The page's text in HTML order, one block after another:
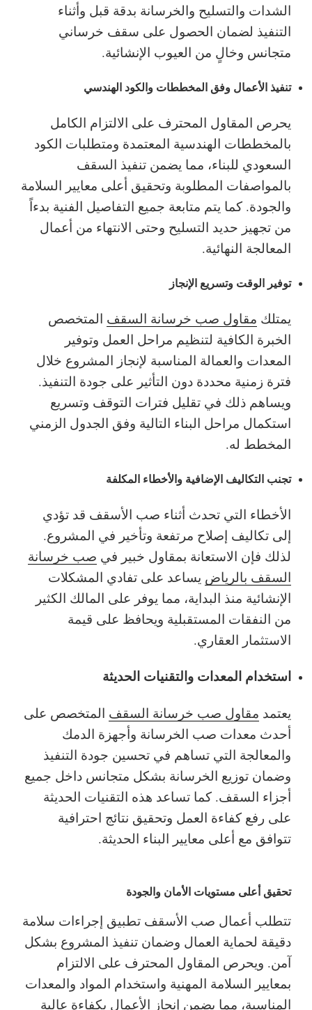
الشدات والتسليح والخرسانة بدقة قبل وأثناء
التنفيذ لضمان الحصول على سقف خرساني
متجانس وخالٍ من العيوب الإنشائية.
تنفيذ الأعمال وفق المخططات والكود الهندسي
يحرص المقاول المحترف على الالتزام الكامل
بالمخططات الهندسية المعتمدة ومتطلبات الكود
السعودي للبناء، مما يضمن تنفيذ السقف
بالمواصفات المطلوبة وتحقيق أعلى معايير السلامة
والجودة. كما يتم متابعة جميع التفاصيل الفنية بدءاً
من تجهيز حديد التسليح وحتى الانتهاء من أعمال
المعالجة النهائية.
توفير الوقت وتسريع الإنجاز
يمتلك مقاول صب خرسانة السقف المتخصص
الخبرة الكافية لتنظيم مراحل العمل وتوفير
المعدات والعمالة المناسبة لإنجاز المشروع خلال
فترة زمنية محددة دون التأثير على جودة التنفيذ.
ويساهم ذلك في تقليل فترات التوقف وتسريع
استكمال مراحل البناء التالية وفق الجدول الزمني
المخطط له.
تجنب التكاليف الإضافية والأخطاء المكلفة
الأخطاء التي تحدث أثناء صب الأسقف قد تؤدي
إلى تكاليف إصلاح مرتفعة وتأخير في المشروع.
لذلك فإن الاستعانة بمقاول خبير في صب خرسانة
السقف بالرياض يساعد على تفادي المشكلات
الإنشائية منذ البداية، مما يوفر على المالك الكثير
من النفقات المستقبلية ويحافظ على قيمة
الاستثمار العقاري.
استخدام المعدات والتقنيات الحديثة
يعتمد مقاول صب خرسانة السقف المتخصص على
أحدث معدات صب الخرسانة وأجهزة الدمك
والمعالجة التي تساهم في تحسين جودة التنفيذ
وضمان توزيع الخرسانة بشكل متجانس داخل جميع
أجزاء السقف. كما تساعد هذه التقنيات الحديثة
على رفع كفاءة العمل وتحقيق نتائج احترافية
تتوافق مع أعلى معايير البناء الحديثة.
تحقيق أعلى مستويات الأمان والجودة
تتطلب أعمال صب الأسقف تطبيق إجراءات سلامة
دقيقة لحماية العمال وضمان تنفيذ المشروع بشكل
آمن. ويحرص المقاول المحترف على الالتزام
بمعايير السلامة المهنية واستخدام المواد والمعدات
المناسبة، مما يضمن إنجاز الأعمال بكفاءة عالية